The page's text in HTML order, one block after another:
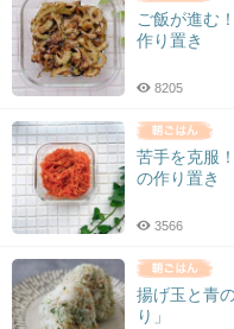
ご飯が進む
作り置き
8205
苦手を克服
の作り置き
3566
揚げ玉と青
り」